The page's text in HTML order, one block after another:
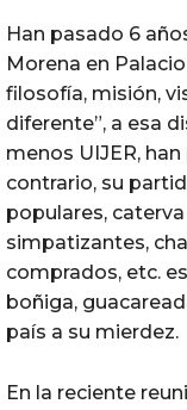
Han pasado 6
Morena en
filosofía, misión,
diferente”, a esa
menos UIJER,
contrario, su
populares,
simpatizantes,
comprados, etc.
boñiga,
país a su mierdez.
En la reciente